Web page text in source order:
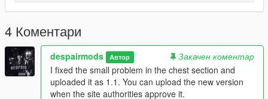
4 Коментари
despairmods Автор
Закачен коментар
I fixed the small problem in the chest section and
uploaded it as 1.1. You can upload the new version
when the site authorities approve it.